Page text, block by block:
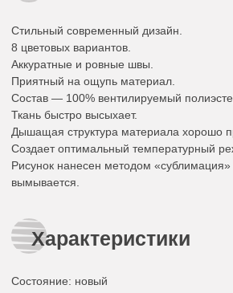
Стильный современный дизайн.
8 цветовых вариантов.
Аккуратные и ровные швы.
Приятный на ощупь материал.
Состав — 100% вентилируемый
Ткань быстро высыхает.
Дышащая структура материала хорошо
Создает оптимальный температурный
Рисунок нанесен методом «сублимация»
вымывается.
Характеристики
Состояние: новый